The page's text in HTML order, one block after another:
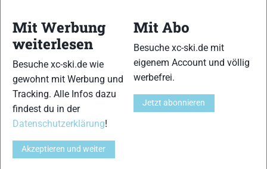
Mit Werbung
weiterlesen
Besuche xc-ski.de wie
gewohnt mit Werbung und
Tracking. Alle Infos dazu
findest du in der
Datenschutzerklärung!
Akzeptieren und weiter
Mit Abo
Besuche xc-ski.de mit
eigenem Account und völlig
werbefrei.
Jetzt abonnieren